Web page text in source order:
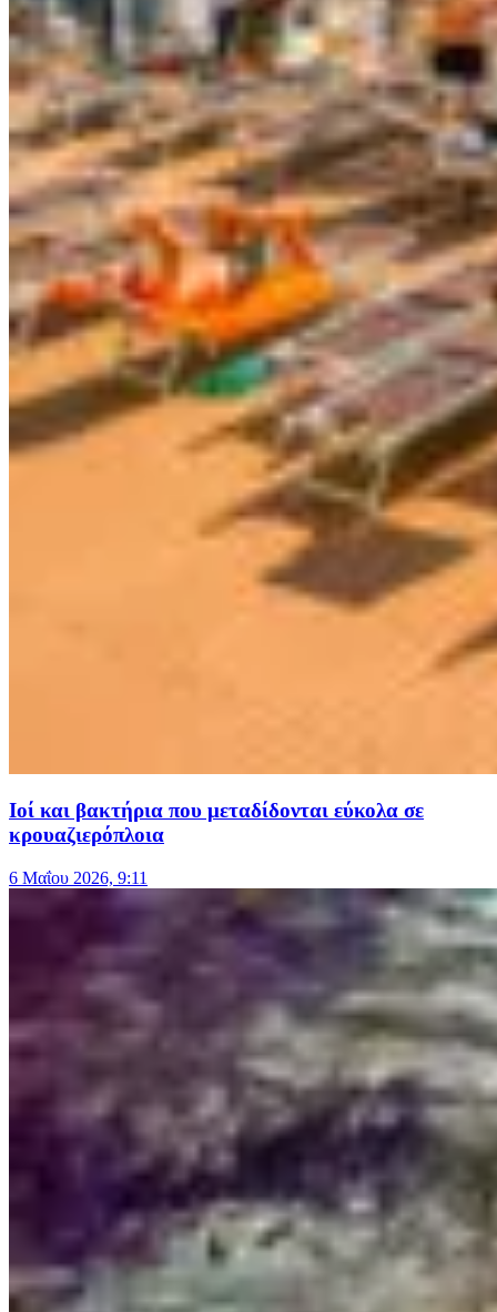
Ιοί και βακτήρια που μεταδίδονται εύκολα σε
κρουαζιερόπλοια
6 Μαΐου 2026, 9:11